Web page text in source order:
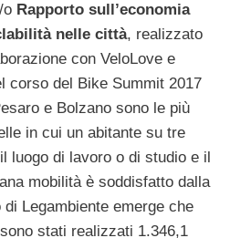
o Rapporto sull’economia
nelle città, realizzato
con VeloLove e
corso del Bike Summit 2017
e Bolzano sono le più
in cui un abitante su tre
luogo di lavoro o di studio e il
mobilità è soddisfatto dalla
Legambiente emerge che
stati realizzati 1.346,1